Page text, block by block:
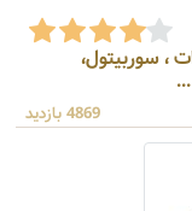
، سوربیتول،
4869 بازدید